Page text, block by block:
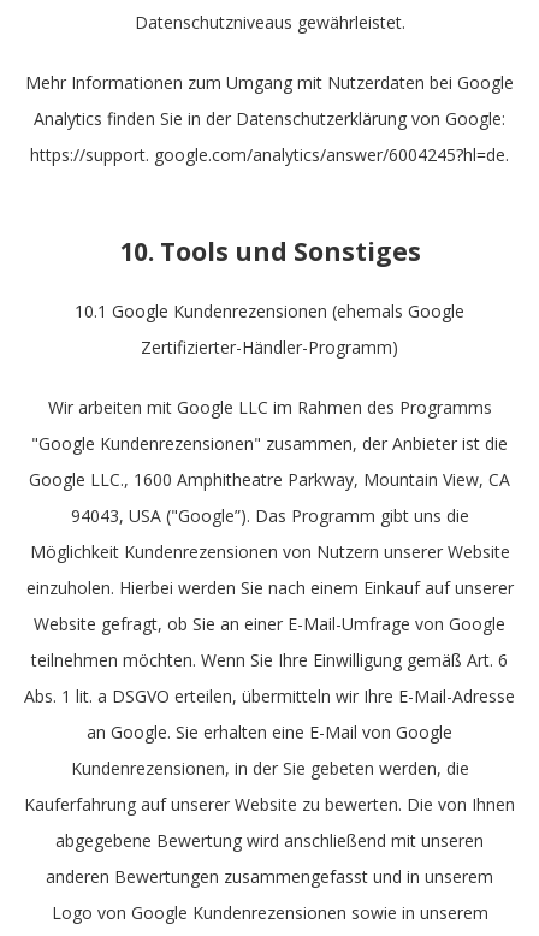
Datenschutzniveaus gewährleistet.
Mehr Informationen zum Umgang mit Nutzerdaten bei Google
Analytics finden Sie in der Datenschutzerklärung von Google:
https://support. google.com/analytics/answer/6004245?hl=de.
10. Tools und Sonstiges
10.1 Google Kundenrezensionen (ehemals Google
Zertifizierter-Händler-Programm)
Wir arbeiten mit Google LLC im Rahmen des Programms
"Google Kundenrezensionen" zusammen, der Anbieter ist die
Google LLC., 1600 Amphitheatre Parkway, Mountain View, CA
94043, USA ("Google”). Das Programm gibt uns die
Möglichkeit Kundenrezensionen von Nutzern unserer Website
einzuholen. Hierbei werden Sie nach einem Einkauf auf unserer
Website gefragt, ob Sie an einer E-Mail-Umfrage von Google
teilnehmen möchten. Wenn Sie Ihre Einwilligung gemäß Art. 6
Abs. 1 lit. a DSGVO erteilen, übermitteln wir Ihre E-Mail-Adresse
an Google. Sie erhalten eine E-Mail von Google
Kundenrezensionen, in der Sie gebeten werden, die
Kauferfahrung auf unserer Website zu bewerten. Die von Ihnen
abgegebene Bewertung wird anschließend mit unseren
anderen Bewertungen zusammengefasst und in unserem
Logo von Google Kundenrezensionen sowie in unserem